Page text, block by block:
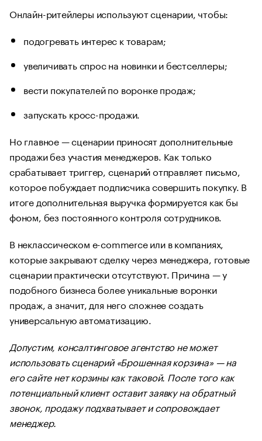
Онлайн-ритейлеры используют сценарии, чтобы:
подогревать интерес к товарам;
увеличивать спрос на новинки и бестселлеры;
вести покупателей по воронке продаж;
запускать кросс-продажи.
Но главное — сценарии приносят дополнительные
продажи без участия менеджеров. Как только
срабатывает триггер, сценарий отправляет письмо,
которое побуждает подписчика совершить покупку. В
итоге дополнительная выручка формируется как бы
фоном, без постоянного контроля сотрудников.
В неклассическом e-commerce или в компаниях,
которые закрывают сделку через менеджера, готовые
сценарии практически отсутствуют. Причина — у
подобного бизнеса более уникальные воронки
продаж, а значит, для него сложнее создать
универсальную автоматизацию.
Допустим, консалтинговое агентство не может
использовать сценарий «Брошенная корзина» — на
его сайте нет корзины как таковой. После того как
потенциальный клиент оставит заявку на обратный
звонок, продажу подхватывает и сопровождает
менеджер.